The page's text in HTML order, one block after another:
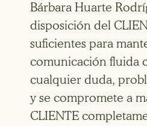
Bárbara Huarte
disposición del
suficientes para
comunicación fluida
cualquier duda,
y se compromete a
CLIENTE